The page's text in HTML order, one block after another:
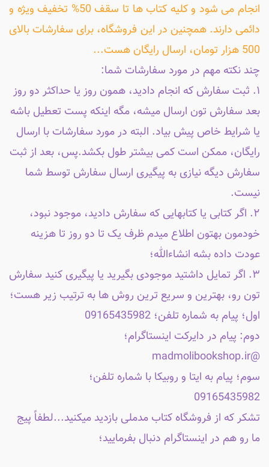
انجام می شود و کلیه کتاب ها تا سقف 50% تخفیف ویژه و
دائمی دارند. همچنین در این فروشگاه، برای سفارشات بالای
500 هزار تومان، ارسال رایگان هست...
چند نکته مهم در مورد سفارشات شما:
۱. ثبت سفارش که انجام دادید، همون روز یا حداکثر دو روز
بعد سفارش تون ارسال میشه، مگه اینکه پست تعطیل باشه
یا شرایط خاص پیش بیاد. البته در مورد سفارشات با ارسال
رایگان، ممکن است کمی بیشتر طول بکشد.پس، بعد از ثبت
سفارش دیگه نیازی به پیگیری ارسال سفارش توسط شما
نیست.
۲. اگر کتابی یا کتابهایی که سفارش دادید، موجود نبود،
خودمون بهتون اطلاع میدم ظرف یک تا دو روز تا هزینه
عودت داده بشه انشاءالله؛
۳. اگر تمایل داشتید موجودی بگیرید یا پیگیری کنید سفارش
تون رو، بهترین و سریع ترین روش ها به ترتیب زیر هست؛
اول؛ پیام به شماره تلفن؛ 09165435982
دوم: پیام در دایرکت اینستاگرام؛
@madmolibookshop.ir
سوم؛ پیام به ایتا و روبیکا با شماره تلفن؛
09165435982
تشکر که از فروشگاه کتاب مدملی بازدید میکنید...لطفاً پیج
ما رو هم در اینستاگرام دنبال بفرمایید؛